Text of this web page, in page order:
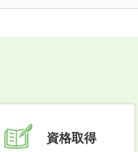
資格取得